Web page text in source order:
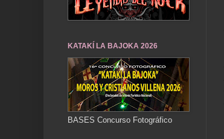
KATAKÍ LA BAJOKA 2026
BASES Concurso Fotográfico